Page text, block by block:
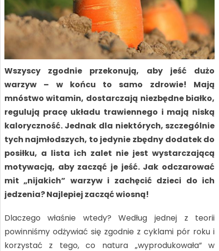
Wszyscy zgodnie przekonują, aby jeść dużo
warzyw – w końcu to samo zdrowie! Mają
mnóstwo witamin, dostarczają niezbędne białko,
regulują pracę układu trawiennego i mają niską
kaloryczność. Jednak dla niektórych, szczególnie
tych najmłodszych, to jedynie zbędny dodatek do
posiłku, a lista ich zalet nie jest wystarczającą
motywacją, aby zacząć je jeść. Jak odczarować
mit „nijakich” warzyw i zachęcić dzieci do ich
jedzenia? Najlepiej zacząć wiosną!
Dlaczego właśnie wtedy? Według jednej z teorii
powinniśmy odżywiać się zgodnie z cyklami pór roku i
korzystać z tego, co natura „wyprodukowała” w